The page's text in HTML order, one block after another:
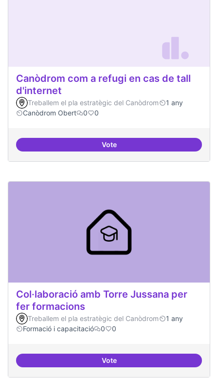
Canòdrom com a refugi en cas de tall
d'internet
Treballem el pla estratègic del Canòdrom
1 any
Canòdrom Obert
0 0
VoteCanòdrom com a refugi en cas
Col·laboració amb Torre Jussana per
fer formacions
Treballem el pla estratègic del Canòdrom
1 any
Formació i capacitació
0 0
VoteCol·laboració amb Torre